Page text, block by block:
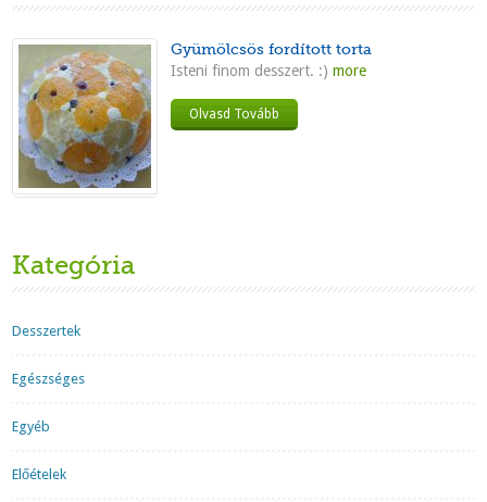
Gyümölcsös fordított torta
Isteni finom desszert. :) more
Olvasd Tovább
Kategória
Desszertek
Egészséges
Egyéb
Előételek